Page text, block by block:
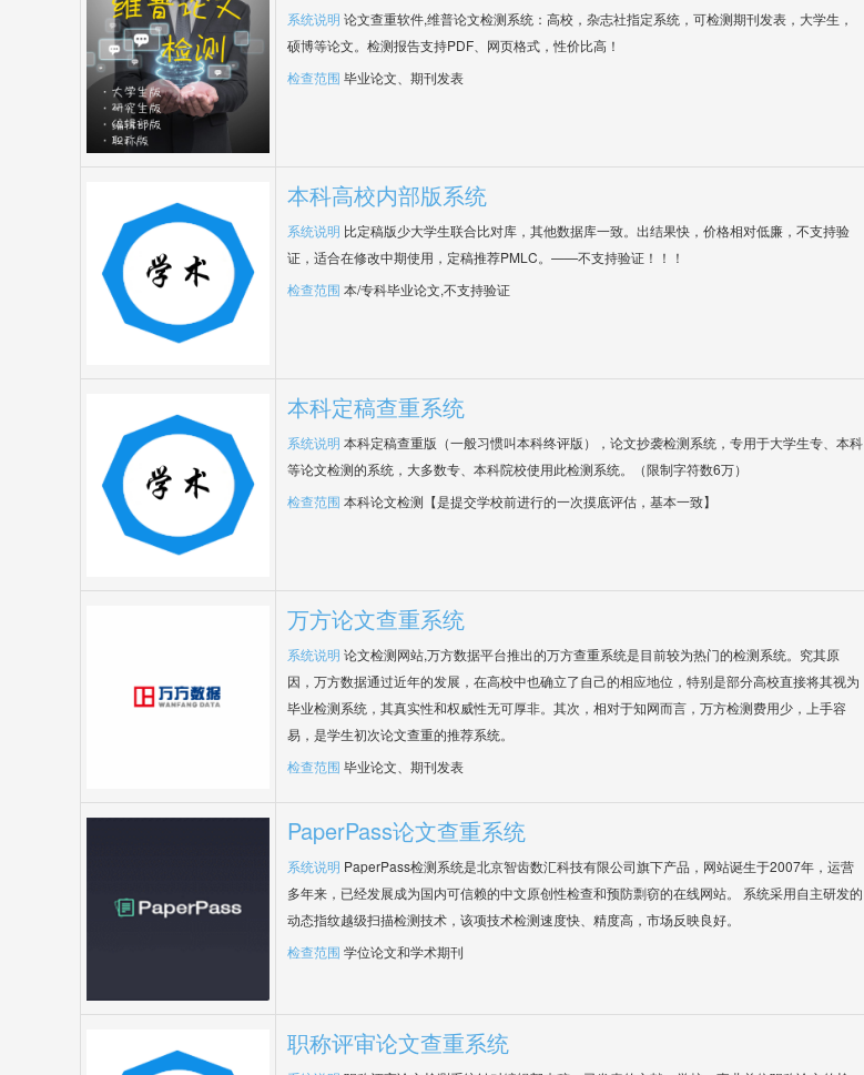
系统说明 论文查重软件,维普论文检测系统：高校，杂志社指定系统，可检测期刊发表，大学生，
硕博等论文。检测报告支持PDF、网页格式，性价比高！
检查范围 毕业论文、期刊发表
本科高校内部版系统
系统说明 比定稿版少大学生联合比对库，其他数据库一致。出结果快，价格相对低廉，不支持验
证，适合在修改中期使用，定稿推荐PMLC。——不支持验证！！！
检查范围 本/专科毕业论文,不支持验证
本科定稿查重系统
系统说明 本科定稿查重版（一般习惯叫本科终评版），论文抄袭检测系统，专用于大学生专、本科
等论文检测的系统，大多数专、本科院校使用此检测系统。（限制字符数6万）
检查范围 本科论文检测【是提交学校前进行的一次摸底评估，基本一致】
万方论文查重系统
系统说明 论文检测网站,万方数据平台推出的万方查重系统是目前较为热门的检测系统。究其原
因，万方数据通过近年的发展，在高校中也确立了自己的相应地位，特别是部分高校直接将其视为
毕业检测系统，其真实性和权威性无可厚非。其次，相对于知网而言，万方检测费用少，上手容
易，是学生初次论文查重的推荐系统。
检查范围 毕业论文、期刊发表
PaperPass论文查重系统
系统说明 PaperPass检测系统是北京智齿数汇科技有限公司旗下产品，网站诞生于2007年，运营
多年来，已经发展成为国内可信赖的中文原创性检查和预防剽窃的在线网站。 系统采用自主研发的
动态指纹越级扫描检测技术，该项技术检测速度快、精度高，市场反映良好。
检查范围 学位论文和学术期刊
职称评审论文查重系统